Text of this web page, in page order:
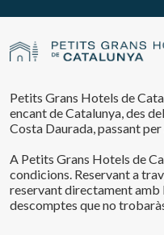
Petits Grans Hotels de
encant de Catalunya, des
Costa Daurada, passant
A Petits Grans Hotels de
condicions. Reservant a
reservant directament amb
descomptes que no